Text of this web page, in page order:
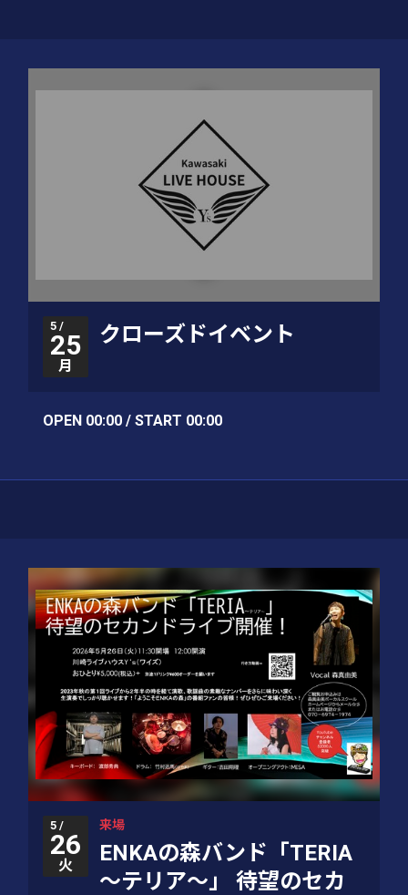
5 /
25
月
クローズドイベント
OPEN 00:00 / START 00:00
5 /
26
火
来場
ENKAの森バンド「TERIA
～テリア～」 待望のセカ